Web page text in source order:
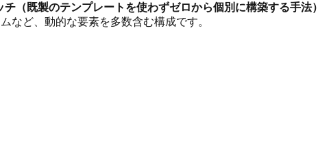
チ（既製のテンプレートを使わずゼロから個別に構築する手法）
など、動的な要素を多数含む構成です。